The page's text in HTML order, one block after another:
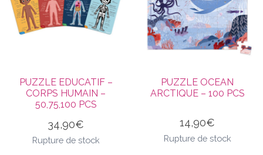
PUZZLE EDUCATIF –
CORPS HUMAIN –
50,75,100 PCS
34,90€
Rupture de stock
PUZZLE OCEAN
ARCTIQUE – 100 PCS
14,90€
Rupture de stock